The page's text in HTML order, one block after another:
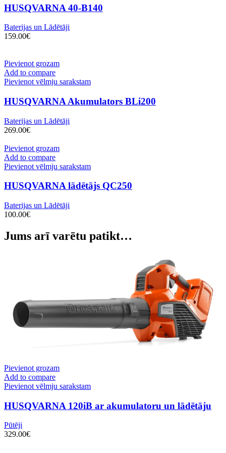
HUSQVARNA 40-B140
Baterijas un Lādētāji
159.00€
Pievienot grozam
Add to compare
Pievienot vēlmju sarakstam
HUSQVARNA Akumulators BLi200
Baterijas un Lādētāji
269.00€
Pievienot grozam
Add to compare
Pievienot vēlmju sarakstam
HUSQVARNA lādētājs QC250
Baterijas un Lādētāji
100.00€
Jums arī varētu patikt…
Pievienot grozam
Add to compare
Pievienot vēlmju sarakstam
HUSQVARNA 120iB ar akumulatoru un lādētāju
Pūtēji
329.00€